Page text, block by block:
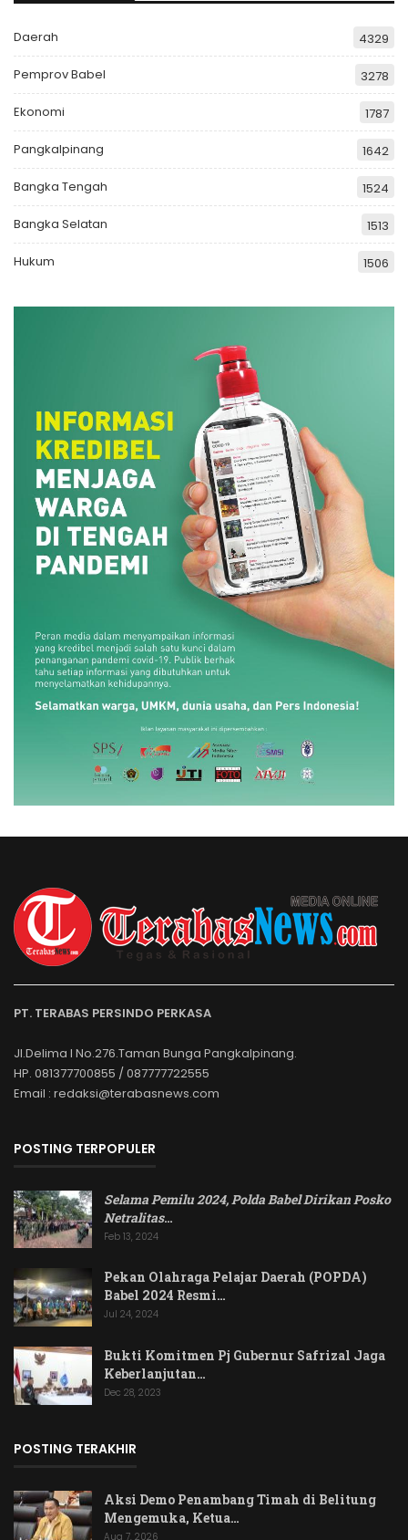
Daerah 4329
Pemprov Babel 3278
Ekonomi 1787
Pangkalpinang 1642
Bangka Tengah 1524
Bangka Selatan 1513
Hukum 1506
PT. TERABAS PERSINDO PERKASA
Jl.Delima I No.276.Taman Bunga Pangkalpinang.
HP. 081377700855 / 087777722555
Email : redaksi@terabasnews.com
POSTING TERPOPULER
Selama Pemilu 2024, Polda Babel Dirikan Posko
Netralitas…
Feb 13, 2024
Pekan Olahraga Pelajar Daerah (POPDA)
Babel 2024 Resmi…
Jul 24, 2024
Bukti Komitmen Pj Gubernur Safrizal Jaga
Keberlanjutan…
Dec 28, 2023
POSTING TERAKHIR
Aksi Demo Penambang Timah di Belitung
Mengemuka, Ketua…
Aug 7, 2026